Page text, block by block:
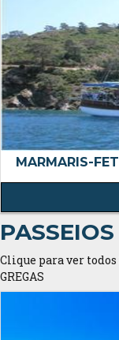
MARMARIS-
Clique para ver todos
GREGAS